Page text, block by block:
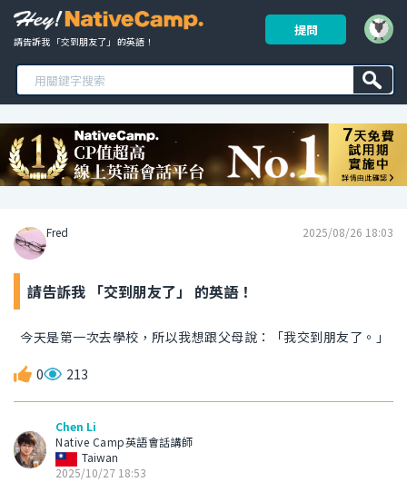
請告訴我 「交到朋友了」 的英語！
提問
Fred 2025/08/26 18:03
請告訴我 「交到朋友了」 的英語！
今天是第一次去學校，所以我想跟父母說：「我交到朋友了。」
0 213
Chen Li
Native Camp英語會話講師
Taiwan
2025/10/27 18:53